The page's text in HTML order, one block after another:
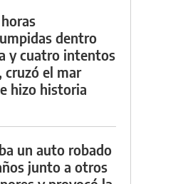
dentro
y cuatro intentos
cruzó el mar
hizo historia
un auto robado
junto a otros